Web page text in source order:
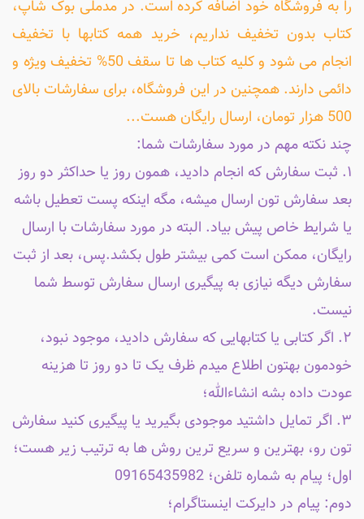
را به فروشگاه خود اضافه کرده است. در مدملی بوک شاپ،
کتاب بدون تخفیف نداریم، خرید همه کتابها با تخفیف
انجام می شود و کلیه کتاب ها تا سقف 50% تخفیف ویژه و
دائمی دارند. همچنین در این فروشگاه، برای سفارشات بالای
500 هزار تومان، ارسال رایگان هست...
چند نکته مهم در مورد سفارشات شما:
۱. ثبت سفارش که انجام دادید، همون روز یا حداکثر دو روز
بعد سفارش تون ارسال میشه، مگه اینکه پست تعطیل باشه
یا شرایط خاص پیش بیاد. البته در مورد سفارشات با ارسال
رایگان، ممکن است کمی بیشتر طول بکشد.پس، بعد از ثبت
سفارش دیگه نیازی به پیگیری ارسال سفارش توسط شما
نیست.
۲. اگر کتابی یا کتابهایی که سفارش دادید، موجود نبود،
خودمون بهتون اطلاع میدم ظرف یک تا دو روز تا هزینه
عودت داده بشه انشاءالله؛
۳. اگر تمایل داشتید موجودی بگیرید یا پیگیری کنید سفارش
تون رو، بهترین و سریع ترین روش ها به ترتیب زیر هست؛
اول؛ پیام به شماره تلفن؛ 09165435982
دوم: پیام در دایرکت اینستاگرام؛